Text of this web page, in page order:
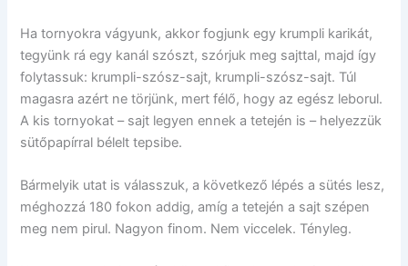
Ha tornyokra vágyunk, akkor fogjunk egy krumpli karikát,
tegyünk rá egy kanál szószt, szórjuk meg sajttal, majd így
folytassuk: krumpli-szósz-sajt, krumpli-szósz-sajt. Túl
magasra azért ne törjünk, mert félő, hogy az egész leborul.
A kis tornyokat – sajt legyen ennek a tetején is – helyezzük
sütőpapírral bélelt tepsibe.
Bármelyik utat is válasszuk, a következő lépés a sütés lesz,
méghozzá 180 fokon addig, amíg a tetején a sajt szépen
meg nem pirul. Nagyon finom. Nem viccelek. Tényleg.